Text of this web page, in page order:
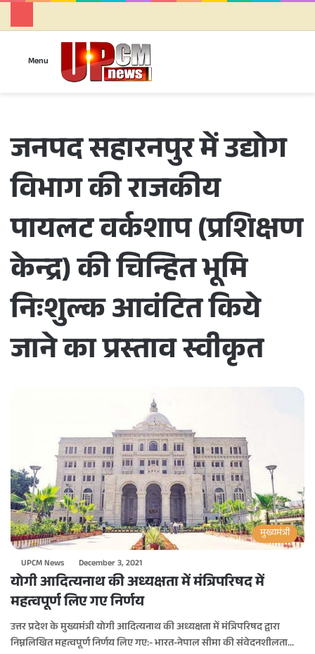
Menu
जनपद सहारनपुर में उद्योग
विभाग की राजकीय
पायलट वर्कशाप (प्रशिक्षण
केन्द्र) की चिन्हित भूमि
निःशुल्क आवंटित किये
जाने का प्रस्ताव स्वीकृत
मुख्यमंत्री
UPCM News December 3, 2021
योगी आदित्यनाथ की अध्यक्षता में मंत्रिपरिषद में
महत्वपूर्ण लिए गए निर्णय
उत्तर प्रदेश के मुख्यमंत्री योगी आदित्यनाथ की अध्यक्षता में मंत्रिपरिषद द्वारा
निम्नलिखित महत्वपूर्ण निर्णय लिए गए:- भारत-नेपाल सीमा की संवेदनशीलता…